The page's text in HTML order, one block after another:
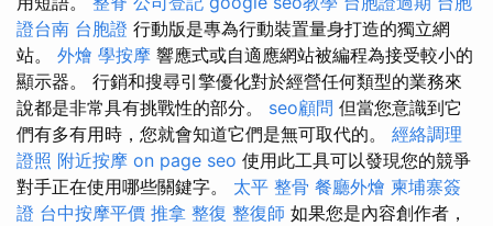
證台南 台胞證 行動版是專為行動裝置量身打造的獨立網
站。 外燴 學按摩 響應式或自適應網站被編程為接受較小的
顯示器。 行銷和搜尋引擎優化對於經營任何類型的業務來
說都是非常具有挑戰性的部分。 seo顧問 但當您意識到它
們有多有用時，您就會知道它們是無可取代的。 經絡調理
證照 附近按摩 on page seo 使用此工具可以發現您的競爭
對手正在使用哪些關鍵字。 太平 整骨 餐廳外燴 柬埔寨簽
證 台中按摩平價 推拿 整復 整復師 如果您是內容創作者，